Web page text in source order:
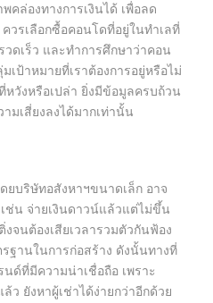
คล่องทางการเงินได้ เพื่อลด
วรเลือกซื้อคอนโดที่อยู่ในทำเลที่
ดเร็ว และทำการศึกษาว่าคอน
เป้าหมายที่เราต้องการอยู่หรือไม่
หวังหรือเปล่า ยิ่งมีข้อมูลครบถ้วน
มเสี่ยงลงได้มากเท่านั้น
ยบริษัทอสังหาฯขนาดเล็ก อาจ
ช่น จ่ายเงินดาวน์แล้วแต่ไม่ขึ้น
งจนต้องเสียเวลารวมตัวกันฟ้อง
ฐานในการก่อสร้าง ดังนั้นทางที่
ด์ที่มีความน่าเชื่อถือ เพราะ
ว ยังหาผู้เช่าได้ง่ายกว่าอีกด้วย